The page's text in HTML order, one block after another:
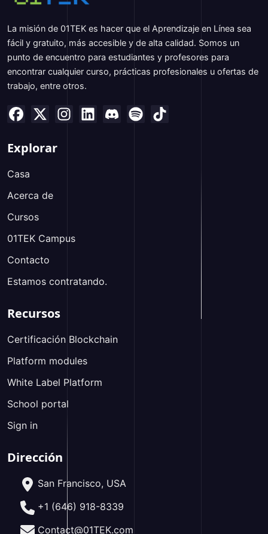
La misión de 01TEK es hacer que el Aprendizaje en Línea sea
fácil y gratuito, más accesible y de alta calidad. Somos un
punto de encuentro para estudiantes y profesores para
encontrar cualquier curso, prácticas profesionales u ofertas de
trabajo, entre otros.
Explorar
Casa
Acerca de
Cursos
01TEK Campus
Contacto
Estamos contratando.
Recursos
Certificación Blockchain
Platform modules
White Label Platform
School portal
Sign in
Dirección
San Francisco, USA
+1 (646) 918-8339
Contact@01TEK.com